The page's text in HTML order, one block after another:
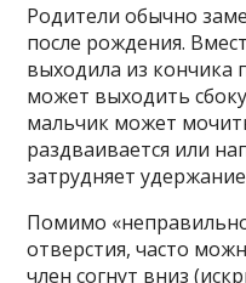
Родители обычно
после рождения.
выходила из кончика
может выходить
мальчик может
раздваивается или
затрудняет
Помимо
отверстия, часто
член согнут вниз